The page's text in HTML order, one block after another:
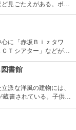
見ごたえがある。ボラ
ばなお理解が深まるこ
に「赤坂Ｂｉｚタワ
Ｔシアター」などが揃
のイベントも。
書館
派な洋風の建物には、
書されている。子供だ